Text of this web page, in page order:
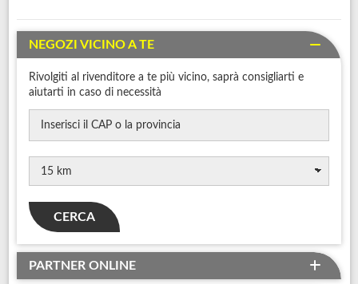
NEGOZI VICINO A TE
Rivolgiti al rivenditore a te più vicino, saprà consigliarti e
aiutarti in caso di necessità
CERCA
PARTNER ONLINE